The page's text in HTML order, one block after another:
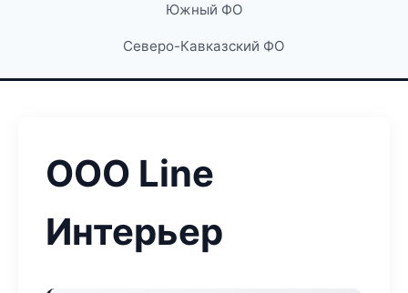
Южный ФО
Северо-Кавказский ФО
ООО Line
Интерьер